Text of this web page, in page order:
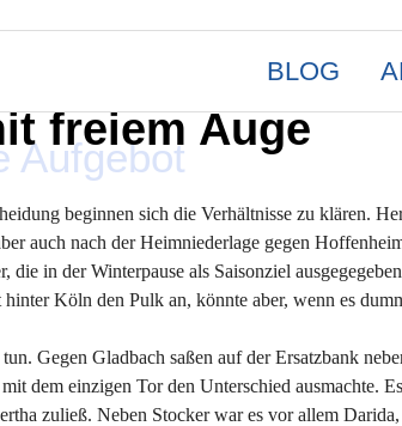
freiem Auge
BLOG
Aufgebot
beginnen sich die Verhältnisse zu klären.
auch nach der Heimniederlage gegen
die in der Winterpause als Saisonziel
Köln den Pulk an, könnte aber, wenn es
Gegen Gladbach saßen auf der Ersatzbank
dem einzigen Tor den Unterschied ausmachte.
zuließ. Neben Stocker war es vor allem